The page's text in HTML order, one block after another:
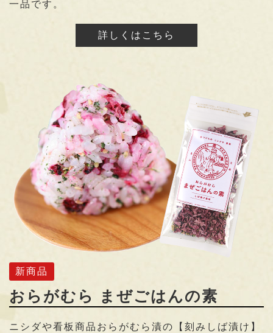
一品です。
詳しくはこちら
新商品
おらがむら まぜごはんの素
ニシダや看板商品おらがむら漬の【刻みしば漬け】